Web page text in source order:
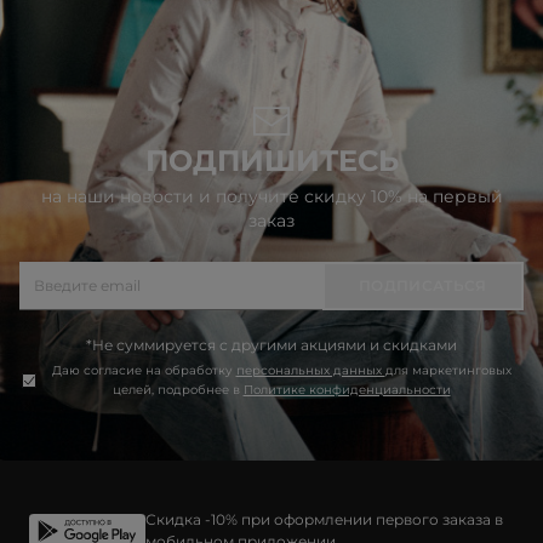
ПОДПИШИТЕСЬ
на наши новости и получите скидку 10% на первый
заказ
*Не суммируется с другими акциями и скидками
Даю согласие на обработку персональных данных для маркетинговых
целей, подробнее в Политике конфиденциальности
Скидка -10% при оформлении первого заказа в